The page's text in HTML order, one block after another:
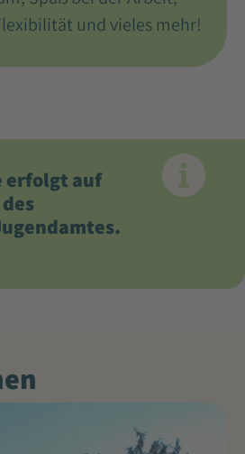
anzusehen.
Informationen
Platform
und vieles mehr!
erfolgt auf